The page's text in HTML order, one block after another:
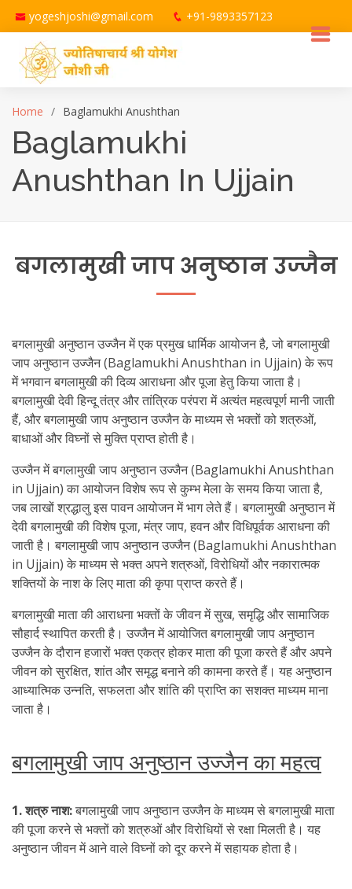
yogeshjoshi@gmail.com +91-9893357123
Home Baglamukhi Anushthan
Baglamukhi
Anushthan In Ujjain
बगलामुखी जाप अनुष्ठान उज्जैन
बगलामुखी अनुष्ठान उज्जैन में एक प्रमुख धार्मिक आयोजन है, जो बगलामुखी
जाप अनुष्ठान उज्जैन (Baglamukhi Anushthan in Ujjain) के रूप
में भगवान बगलामुखी की दिव्य आराधना और पूजा हेतु किया जाता है।
बगलामुखी देवी हिन्दू तंत्र और तांत्रिक परंपरा में अत्यंत महत्वपूर्ण मानी जाती
हैं, और बगलामुखी जाप अनुष्ठान उज्जैन के माध्यम से भक्तों को शत्रुओं,
बाधाओं और विघ्नों से मुक्ति प्राप्त होती है।
उज्जैन में बगलामुखी जाप अनुष्ठान उज्जैन (Baglamukhi Anushthan
in Ujjain) का आयोजन विशेष रूप से कुम्भ मेला के समय किया जाता है,
जब लाखों श्रद्धालु इस पावन आयोजन में भाग लेते हैं। बगलामुखी अनुष्ठान में
देवी बगलामुखी की विशेष पूजा, मंत्र जाप, हवन और विधिपूर्वक आराधना की
जाती है। बगलामुखी जाप अनुष्ठान उज्जैन (Baglamukhi Anushthan
in Ujjain) के माध्यम से भक्त अपने शत्रुओं, विरोधियों और नकारात्मक
शक्तियों के नाश के लिए माता की कृपा प्राप्त करते हैं।
बगलामुखी माता की आराधना भक्तों के जीवन में सुख, समृद्धि और सामाजिक
सौहार्द स्थापित करती है। उज्जैन में आयोजित बगलामुखी जाप अनुष्ठान
उज्जैन के दौरान हजारों भक्त एकत्र होकर माता की पूजा करते हैं और अपने
जीवन को सुरक्षित, शांत और समृद्ध बनाने की कामना करते हैं। यह अनुष्ठान
आध्यात्मिक उन्नति, सफलता और शांति की प्राप्ति का सशक्त माध्यम माना
जाता है।
बगलामुखी जाप अनुष्ठान उज्जैन का महत्व
1. शत्रु नाश:बगलामुखी जाप अनुष्ठान उज्जैन के माध्यम से बगलामुखी माता
की पूजा करने से भक्तों को शत्रुओं और विरोधियों से रक्षा मिलती है। यह
अनुष्ठान जीवन में आने वाले विघ्नों को दूर करने में सहायक होता है।